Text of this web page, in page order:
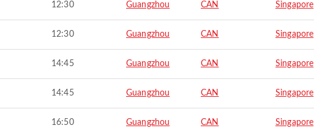
12:30 Guangzhou CAN Singapore
12:30 Guangzhou CAN Singapore
14:45 Guangzhou CAN Singapore
14:45 Guangzhou CAN Singapore
16:50 Guangzhou CAN Singapore